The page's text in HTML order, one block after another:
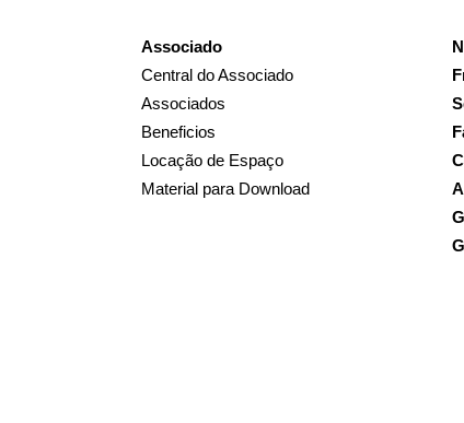
Associado
Central do Associado
Associados
Beneficios
Locação de Espaço
Material para Download